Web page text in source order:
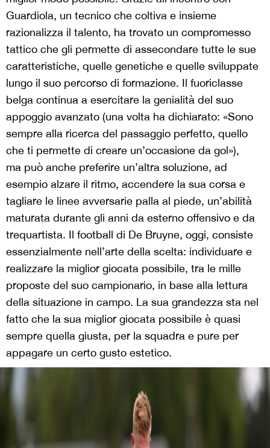
Guardiola, un tecnico che coltiva e insieme
razionalizza il talento, ha trovato un compromesso
tattico che gli permette di assecondare tutte le sue
caratteristiche, quelle genetiche e quelle sviluppate
lungo il suo percorso di formazione. Il fuoriclasse
belga continua a esercitare la genialità del suo
appoggio avanzato (una volta ha dichiarato: «Sono
sempre alla ricerca del passaggio perfetto, quello
che ti permette di creare un’occasione da gol»),
ma può anche preferire un’altra soluzione, ad
esempio alzare il ritmo, accendere la sua corsa e
tagliare le linee avversarie palla al piede, un’abilità
maturata durante gli anni da esterno offensivo e da
trequartista. Il football di De Bruyne, oggi, consiste
essenzialmente nell’arte della scelta: individuare e
realizzare la miglior giocata possibile, tra le mille
proposte del suo campionario, in base alla lettura
della situazione in campo. La sua grandezza sta nel
fatto che la sua miglior giocata possibile è quasi
sempre quella giusta, per la squadra e pure per
appagare un certo gusto estetico.